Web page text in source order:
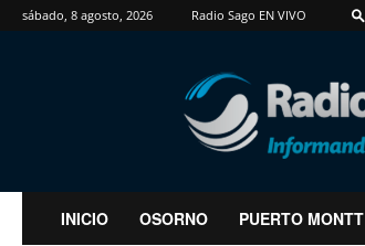
sábado, 8 agosto, 2026 Radio Sago EN VIVO
RadioSago
INICIO OSORNO PUERTO MONTT